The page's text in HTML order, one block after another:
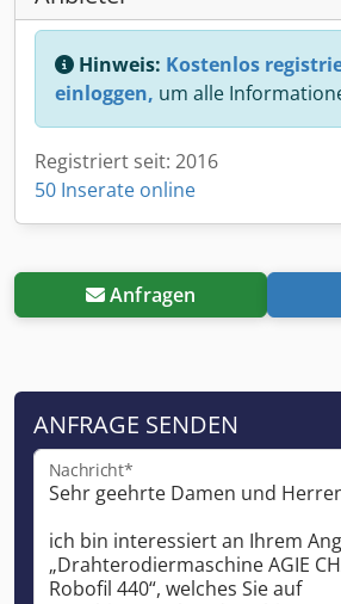
Hinweis: Kostenlos
einloggen, um alle
Registriert seit: 2016
50 Inserate online
Anfragen
ANFRAGE SENDEN
Nachricht*